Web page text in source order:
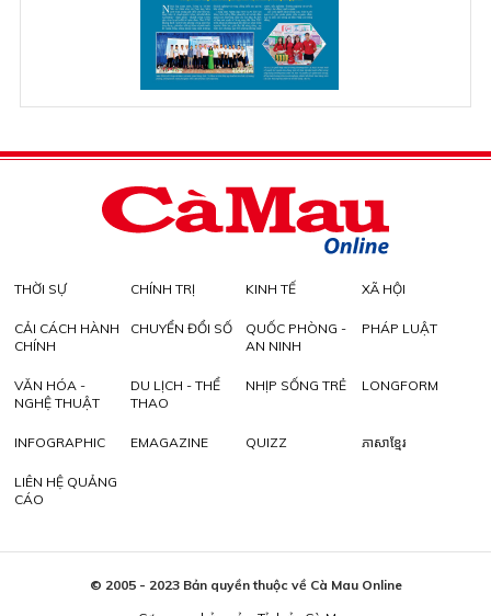
THỜI SỰ CHÍNH TRỊ KINH TẾ XÃ HỘI
CẢI CÁCH HÀNH
CHÍNH
CHUYỂN ĐỔI SỐ
QUỐC PHÒNG -
AN NINH
PHÁP LUẬT
VĂN HÓA -
NGHỆ THUẬT
DU LỊCH - THỂ
THAO
NHỊP SỐNG TRẺ LONGFORM
INFOGRAPHIC EMAGAZINE QUIZZ ភាសាខ្មែរ
LIÊN HỆ QUẢNG
CÁO
© 2005 - 2023 Bản quyền thuộc về Cà Mau Online